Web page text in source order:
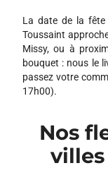
La date de la fête
Toussaint
Missy, ou à
bouquet : nous le
passez votre
17h00).
Nos